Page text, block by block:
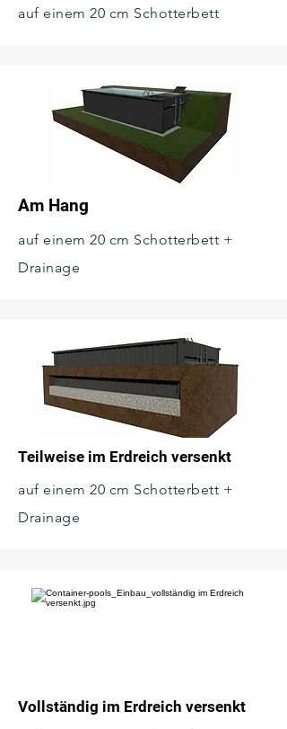
auf einem 20 cm Schotterbett
Am Hang
auf einem 20 cm Schotterbett +
Drainage
Teilweise im Erdreich versenkt
auf einem 20 cm Schotterbett +
Drainage
Vollständig im Erdreich versenkt